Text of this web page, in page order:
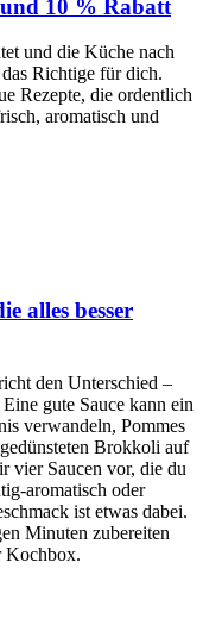
10 % Rabatt
und die Küche nach
Richtige für dich.
Rezepte, die ordentlich
aromatisch und
alles besser
den Unterschied –
gute Sauce kann ein
verwandeln, Pommes
Brokkoli auf
vier Saucen vor, die du
aromatisch oder
ist etwas dabei.
Minuten zubereiten
Kochbox.